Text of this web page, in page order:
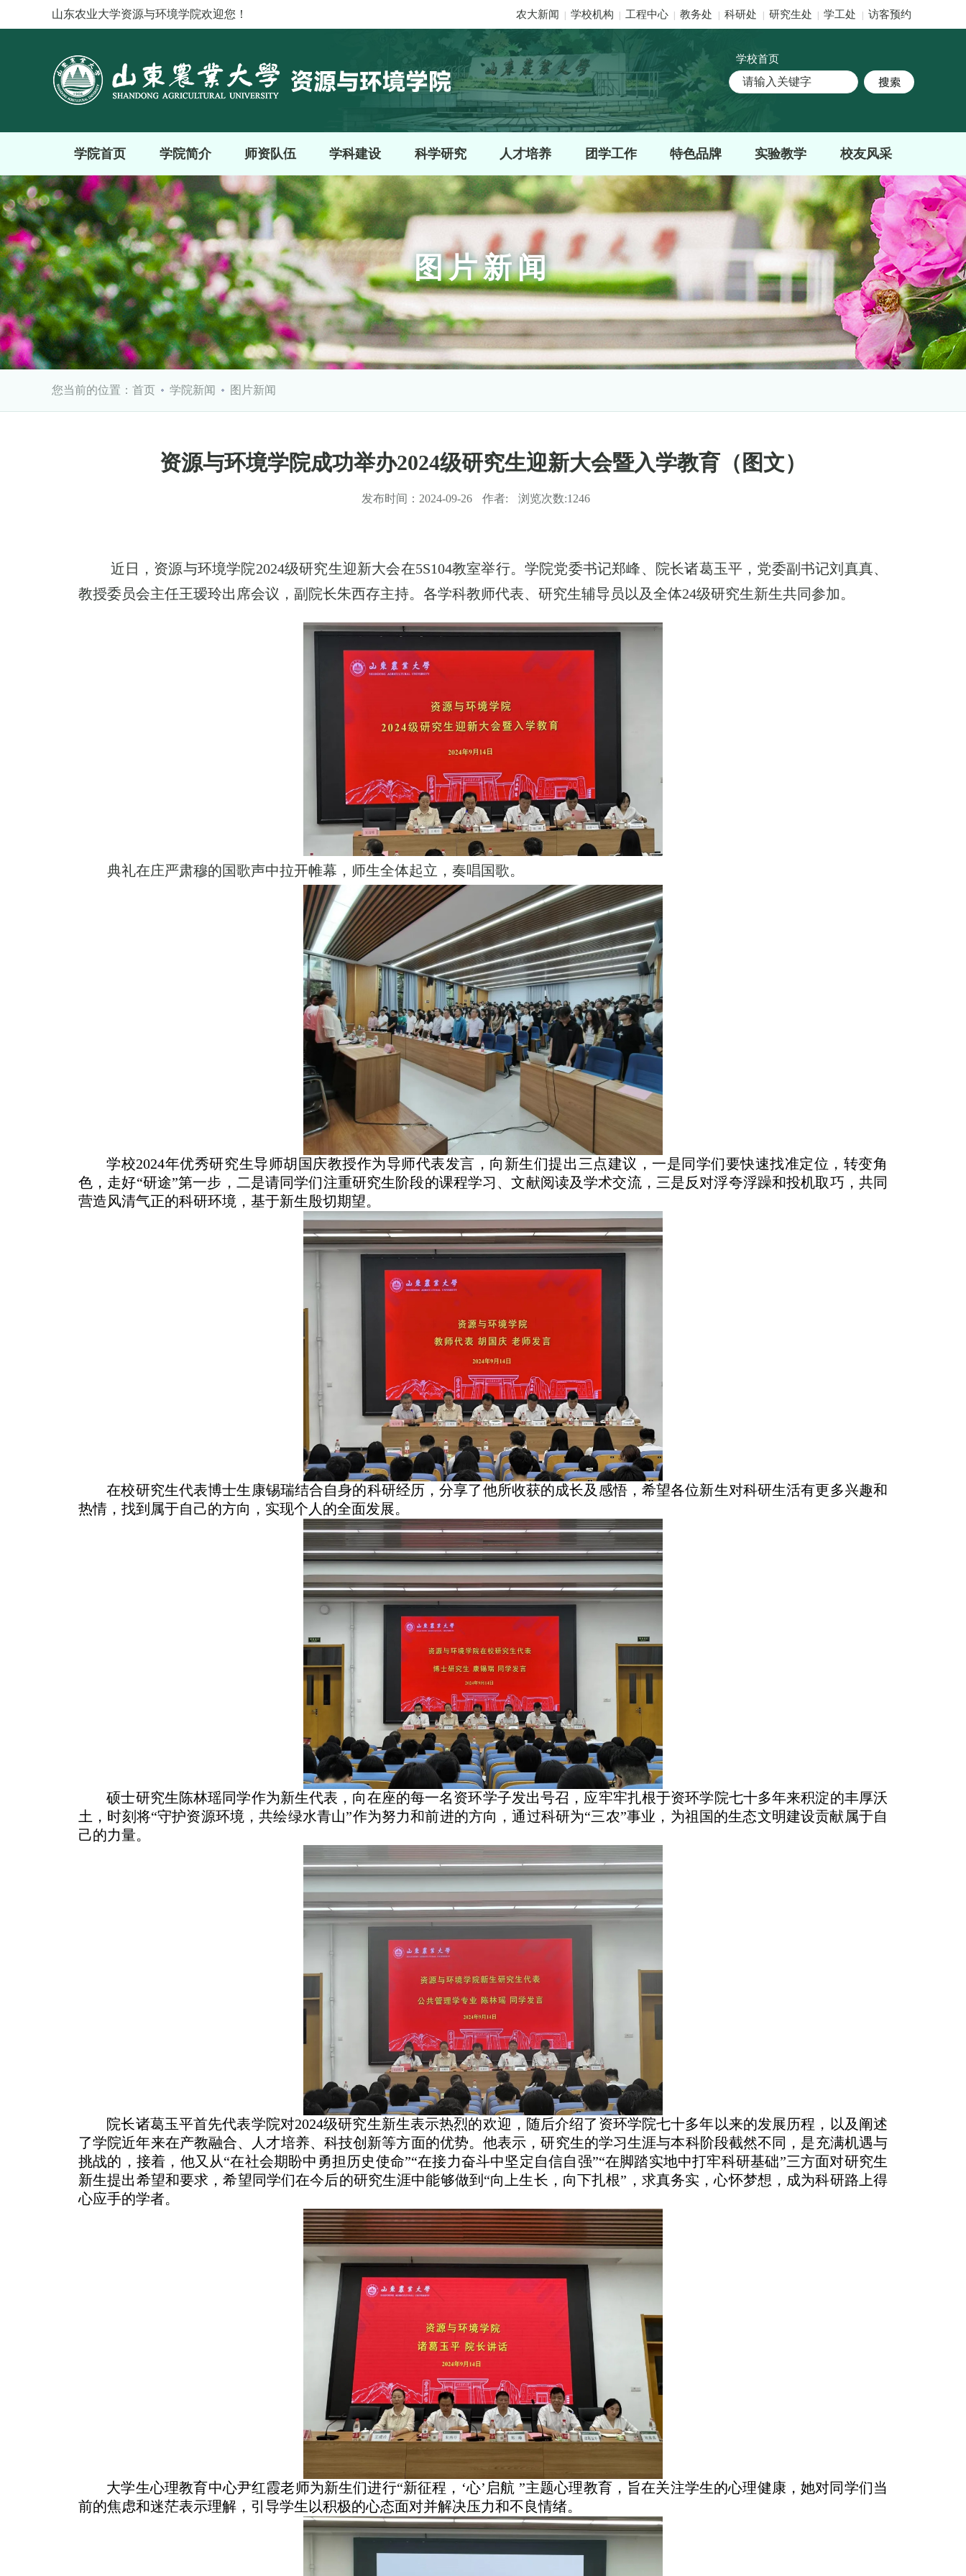
山东农业大学资源与环境学院欢迎您！ 农大新闻 学校机构 工程中心 教务处 科研处 研究生处 学工处 访客预约
学校首页
学院首页 学院简介 师资队伍 学科建设 科学研究 人才培养 团学工作 特色品牌 实验教学 校友风采
图片新闻
您当前的位置： 首页 学院新闻 图片新闻
资源与环境学院成功举办2024级研究生迎新大会暨入学教育（图文）
发布时间： 2024-09-26 作者: 浏览次数:1246
近日， 资源与环境学院2024级研究生迎新大会在5S104教室举行。学院党委书记郑峰、院长诸葛玉平，党委副书记刘真真、
教授委员会主任王瑷玲出席会议，副院长朱西存主持。各学科教师代表、研究生辅导员以及全体24级研究生新生共同参加。
典礼在庄严肃穆的国歌声中拉开帷幕，师生全体起立，奏唱国歌。
学校2024年优秀研究生导师胡国庆教授作为导师代表发言，向新生们提出三点建议，一是同学们要快速找准定位，转变角
色，走好“研途”第一步，二是请同学们注重研究生阶段的课程学习、文献阅读及学术交流，三是反对浮夸浮躁和投机取巧，共同
营造风清气正的科研环境，基于新生殷切期望。
在校研究生代表博士生康锡瑞结合自身的科研经历，分享了他所收获的成长及感悟，希望各位新生对科研生活有更多兴趣和
热情，找到属于自己的方向，实现个人的全面发展。
硕士研究生陈林瑶同学作为新生代表，向在座的每一名资环学子发出号召，应牢牢扎根于资环学院七十多年来积淀的丰厚沃
土，时刻将“守护资源环境，共绘绿水青山”作为努力和前进的方向，通过科研为“三农”事业，为祖国的生态文明建设贡献属于自
己的力量。
院长诸葛玉平首先代表学院对2024级研究生新生表示热烈的欢迎，随后介绍了资环学院七十多年以来的发展历程，以及阐述
了学院近年来在产教融合、人才培养、科技创新等方面的优势。他表示，研究生的学习生涯与本科阶段截然不同，是充满机遇与
挑战的，接着，他又从“在社会期盼中勇担历史使命”“在接力奋斗中坚定自信自强”“在脚踏实地中打牢科研基础”三方面对研究生
新生提出希望和要求，希望同学们在今后的研究生涯中能够做到“向上生长，向下扎根”，求真务实，心怀梦想，成为科研路上得
心应手的学者。
大学生心理教育中心尹红霞老师为新生们进行“新征程，‘心’启航 ”主题心理教育，旨在关注学生的心理健康，她对同学们当
前的焦虑和迷茫表示理解，引导学生以积极的心态面对并解决压力和不良情绪。